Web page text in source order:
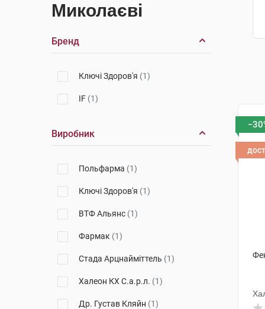
Миколаєві
Бренд
Ключі Здоров'я (1)
IF (1)
Виробник
Польфарма (1)
Ключі Здоров'я (1)
ВТФ Альянс (1)
Фармак (1)
Стада Арцнайміттель (1)
Халеон КХ С.а.р.л. (1)
Др. Густав Кляйн (1)